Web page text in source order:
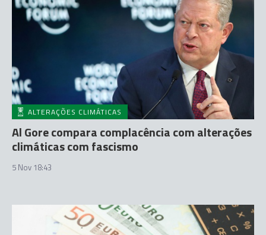
ALTERAÇÕES CLIMÁTICAS
Al Gore compara complacência com alterações
climáticas com fascismo
5 Nov 18:43